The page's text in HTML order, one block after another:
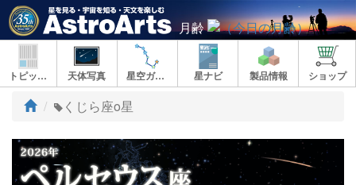
月齢
トピックス 天体写真 星空ガイド 星ナビ 製品情報 ショップ
ト
プ
くじら座ο星